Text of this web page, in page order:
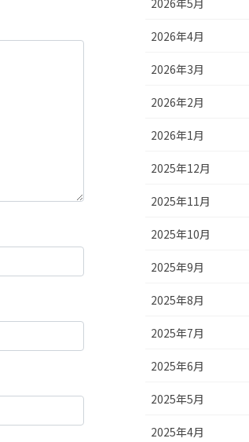
2026年4月
2026年3月
2026年2月
2026年1月
2025年12月
2025年11月
2025年10月
2025年9月
2025年8月
2025年7月
2025年6月
2025年5月
2025年4月